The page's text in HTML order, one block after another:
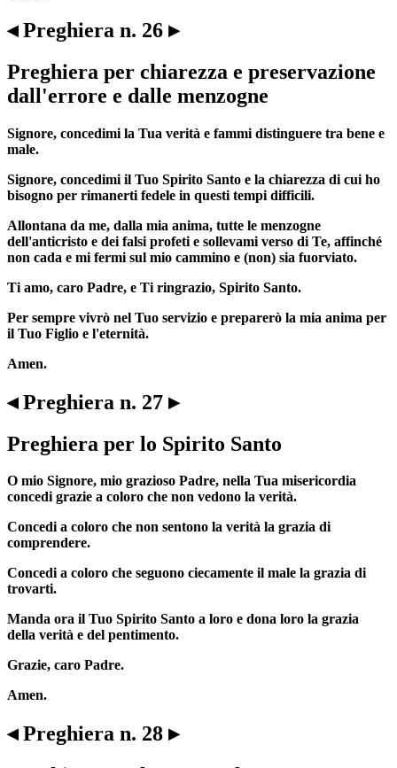
◂ Preghiera n. 26 ▸
Preghiera per chiarezza e preservazione
dall'errore e dalle menzogne
Signore, concedimi la Tua verità e fammi distinguere tra bene e
male.
Signore, concedimi il Tuo Spirito Santo e la chiarezza di cui ho
bisogno per rimanerti fedele in questi tempi difficili.
Allontana da me, dalla mia anima, tutte le menzogne
dell'anticristo e dei falsi profeti e sollevami verso di Te, affinché
non cada e mi fermi sul mio cammino e (non) sia fuorviato.
Ti amo, caro Padre, e Ti ringrazio, Spirito Santo.
Per sempre vivrò nel Tuo servizio e preparerò la mia anima per
il Tuo Figlio e l'eternità.
Amen.
◂ Preghiera n. 27 ▸
Preghiera per lo Spirito Santo
O mio Signore, mio grazioso Padre, nella Tua misericordia
concedi grazie a coloro che non vedono la verità.
Concedi a coloro che non sentono la verità la grazia di
comprendere.
Concedi a coloro che seguono ciecamente il male la grazia di
trovarti.
Manda ora il Tuo Spirito Santo a loro e dona loro la grazia
della verità e del pentimento.
Grazie, caro Padre.
Amen.
◂ Preghiera n. 28 ▸